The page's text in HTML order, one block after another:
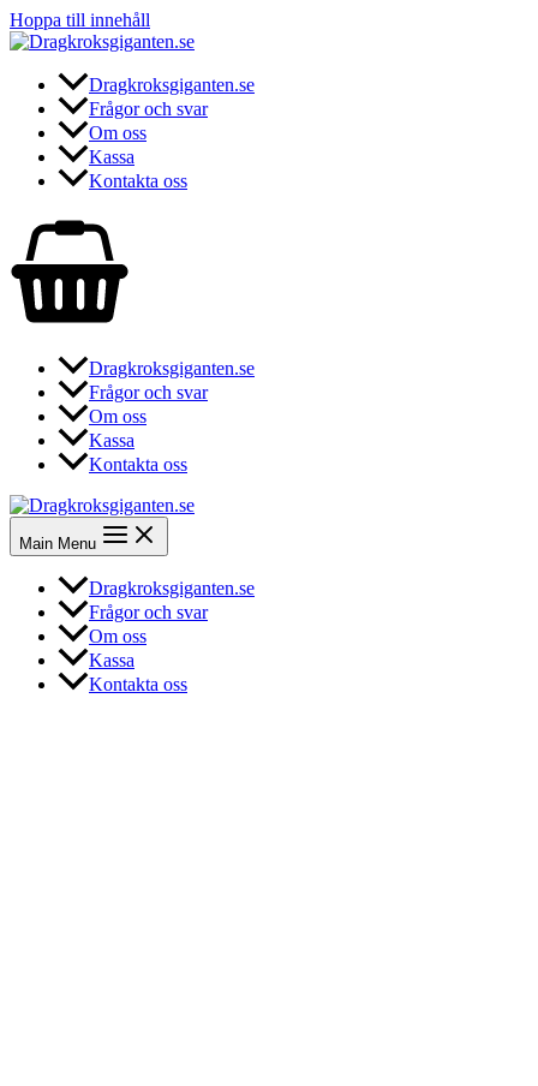
Hoppa till innehåll
Dragkroksgiganten.se
Frågor och svar
Om oss
Kassa
Kontakta oss
Dragkroksgiganten.se
Frågor och svar
Om oss
Kassa
Kontakta oss
Main Menu
Dragkroksgiganten.se
Frågor och svar
Om oss
Kassa
Kontakta oss